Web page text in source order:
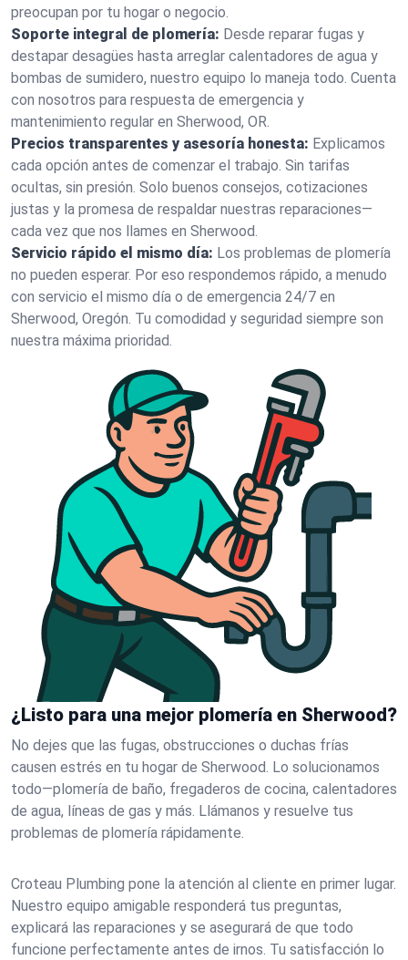
preocupan por tu hogar o negocio.
Soporte integral de plomería: Desde reparar fugas y
destapar desagües hasta arreglar calentadores de agua y
bombas de sumidero, nuestro equipo lo maneja todo. Cuenta
con nosotros para respuesta de emergencia y
mantenimiento regular en Sherwood, OR.
Precios transparentes y asesoría honesta: Explicamos
cada opción antes de comenzar el trabajo. Sin tarifas
ocultas, sin presión. Solo buenos consejos, cotizaciones
justas y la promesa de respaldar nuestras reparaciones—
cada vez que nos llames en Sherwood.
Servicio rápido el mismo día: Los problemas de plomería
no pueden esperar. Por eso respondemos rápido, a menudo
con servicio el mismo día o de emergencia 24/7 en
Sherwood, Oregón. Tu comodidad y seguridad siempre son
nuestra máxima prioridad.
¿Listo para una mejor plomería en Sherwood?
No dejes que las fugas, obstrucciones o duchas frías
causen estrés en tu hogar de Sherwood. Lo solucionamos
todo—plomería de baño, fregaderos de cocina, calentadores
de agua, líneas de gas y más. Llámanos y resuelve tus
problemas de plomería rápidamente.
Croteau Plumbing pone la atención al cliente en primer lugar.
Nuestro equipo amigable responderá tus preguntas,
explicará las reparaciones y se asegurará de que todo
funcione perfectamente antes de irnos. Tu satisfacción lo